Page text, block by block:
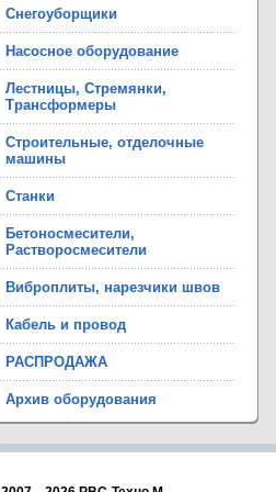
Снегоуборщики
Насосное оборудование
Лестницы, Стремянки,
Трансформеры
Строительные, отделочные
машины
Станки
Бетоносмесители,
Растворосмесители
Виброплиты, нарезчики швов
Кабель и провод
РАСПРОДАЖА
Архив оборудования